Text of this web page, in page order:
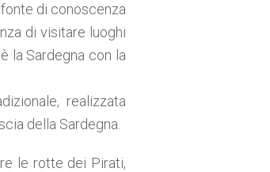
di conoscenza
di visitare luoghi
la Sardegna con la
realizzata
della Sardegna.
le rotte dei Pirati,